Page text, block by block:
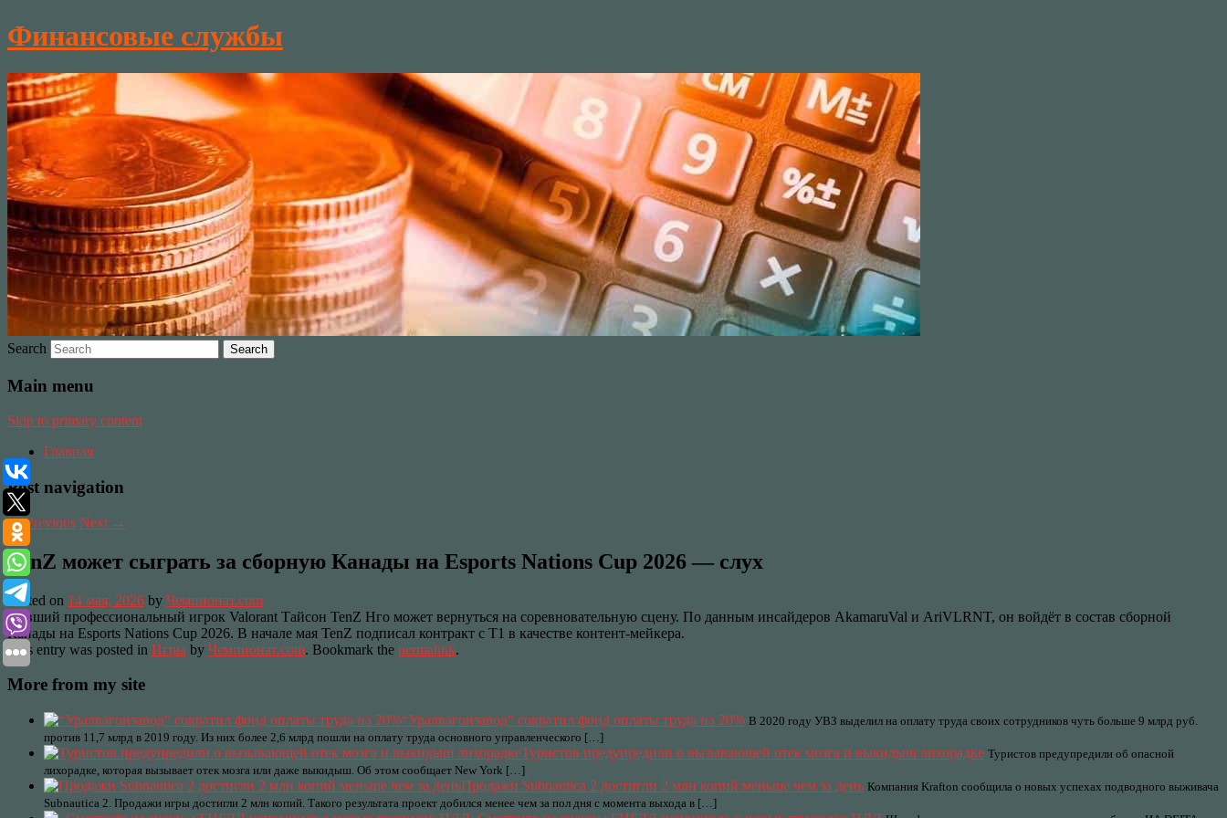
Финансовые службы
Search
Main menu
Skip to primary content
Главная
Post navigation
←Previous Next →
TenZ может сыграть за сборную Канады на Esports Nations Cup 2026 — слух
Posted on 14 мая, 2026 by Чемпионат.com
Бывший профессиональный игрок Valorant Тайсон TenZ Нго может вернуться на соревновательную сцену. По данным инсайдеров AkamaruVal и AriVLRNT, он войдёт в состав сборной
Канады на Esports Nations Cup 2026. В начале мая TenZ подписал контракт с T1 в качестве контент-мейкера.
This entry was posted in Игры by Чемпионат.com. Bookmark the permalink.
More from my site
“Уралвагонзавод” сократил фонд оплаты труда на 20% В 2020 году УВЗ выделил на оплату труда своих сотрудников чуть больше 9 млрд руб.
против 11,7 млрд в 2019 году. Из них более 2,6 млрд пошли на оплату труда основного управленческого […]
Туристов предупредили о вызывающей отек мозга и выкидыш лихорадке Туристов предупредили об опасной
лихорадке, которая вызывает отек мозга или даже выкидыш. Об этом сообщает New York […]
Продажи Subnautica 2 достигли 2 млн копий меньше чем за день Компания Krafton сообщила о новых успехах подводного выживача
Subnautica 2. Продажи игры достигли 2 млн копий. Такого результата проект добился менее чем за пол дня с момента выхода в […]